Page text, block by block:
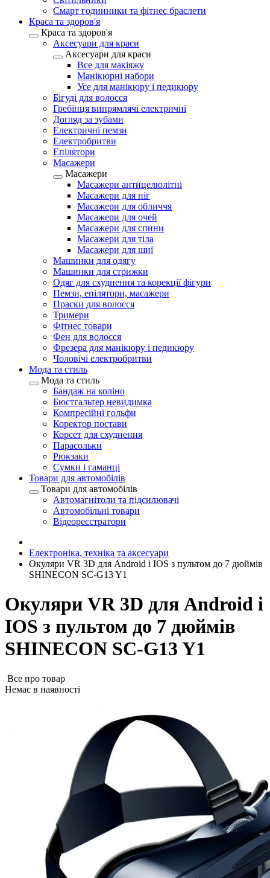
Смарт годинники та фітнес браслети
Краса та здоров'я
Краса та здоров'я
Аксесуари для краси
Аксесуари для краси
Все для макіяжу
Манікюрні набори
Усе для манікюру і педикюру
Бігуді для волосся
Гребінця випрямлячі електричні
Догляд за зубами
Електричні пемзи
Електробритви
Епілятори
Масажери
Масажери
Масажери антицелюлітні
Масажери для ніг
Масажери для обличчя
Масажери для очей
Масажери для спини
Масажери для тіла
Масажери для шиї
Машинки для одягу
Машинки для стрижки
Одяг для схуднення та корекції фігури
Пемзи, епілятори, масажери
Праски для волосся
Тримери
Фітнес товари
Фен для волосся
Фрезера для манікюру і педикюру
Чоловічі електробритви
Мода та стиль
Мода та стиль
Бандаж на коліно
Бюстгальтер невидимка
Компресійні гольфи
Коректор постави
Корсет для схуднення
Парасольки
Рюкзаки
Сумки і гаманці
Товари для автомобілів
Товари для автомобілів
Автомагнітоли та підсилювачі
Автомобільні товари
Відеореєстратори
Електроніка, техніка та аксесуари
Окуляри VR 3D для Android і IOS з пультом до 7 дюймів
SHINECON SC-G13 Y1
Окуляри VR 3D для Android і
IOS з пультом до 7 дюймів
SHINECON SC-G13 Y1
Все про товар
Немає в наявності